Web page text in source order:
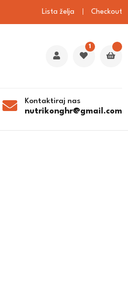
Lista želja Checkout
1
Kontaktiraj nas
nutrikonghr@gmail.com